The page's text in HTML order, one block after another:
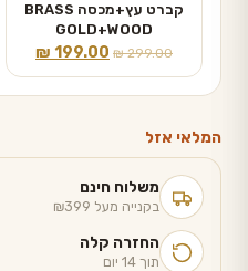
קברט עץ+מכסה BRASS
GOLD+WOOD
₪299.00
המחיר
המקורי
היה:
₪ 199.00
המחיר
הנוכחי
הוא:
המלאי אזל
משלוח חינם
בקנייה מעל ₪399
החזרה קלה
תוך 14 יום